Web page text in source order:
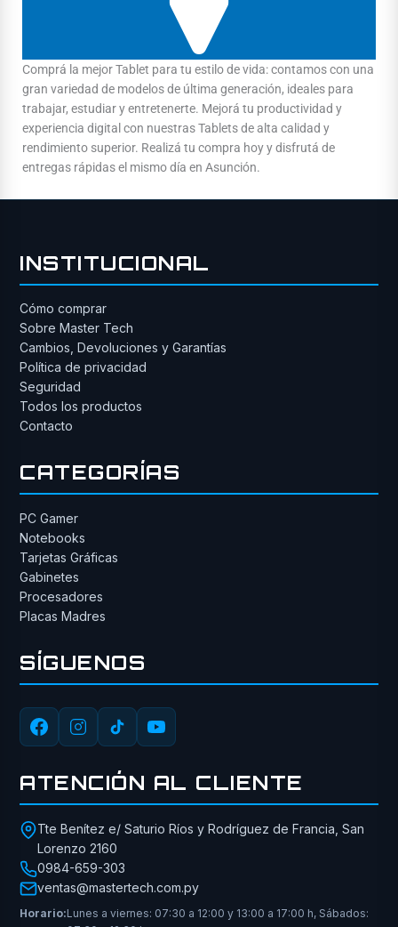
Comprá la mejor Tablet para tu estilo de vida: contamos con una
gran variedad de modelos de última generación, ideales para
trabajar, estudiar y entretenerte. Mejorá tu productividad y
experiencia digital con nuestras Tablets de alta calidad y
rendimiento superior. Realizá tu compra hoy y disfrutá de
entregas rápidas el mismo día en Asunción.
INSTITUCIONAL
Cómo comprar
Sobre Master Tech
Cambios, Devoluciones y Garantías
Política de privacidad
Seguridad
Todos los productos
Contacto
CATEGORÍAS
PC Gamer
Notebooks
Tarjetas Gráficas
Gabinetes
Procesadores
Placas Madres
SÍGUENOS
ATENCIÓN AL CLIENTE
Tte Benítez e/ Saturio Ríos y Rodríguez de Francia, San
Lorenzo 2160
0984-659-303
ventas@mastertech.com.py
Horario:Lunes a viernes: 07:30 a 12:00 y 13:00 a 17:00 h, Sábados: